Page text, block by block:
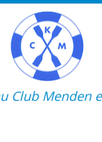
Club Menden